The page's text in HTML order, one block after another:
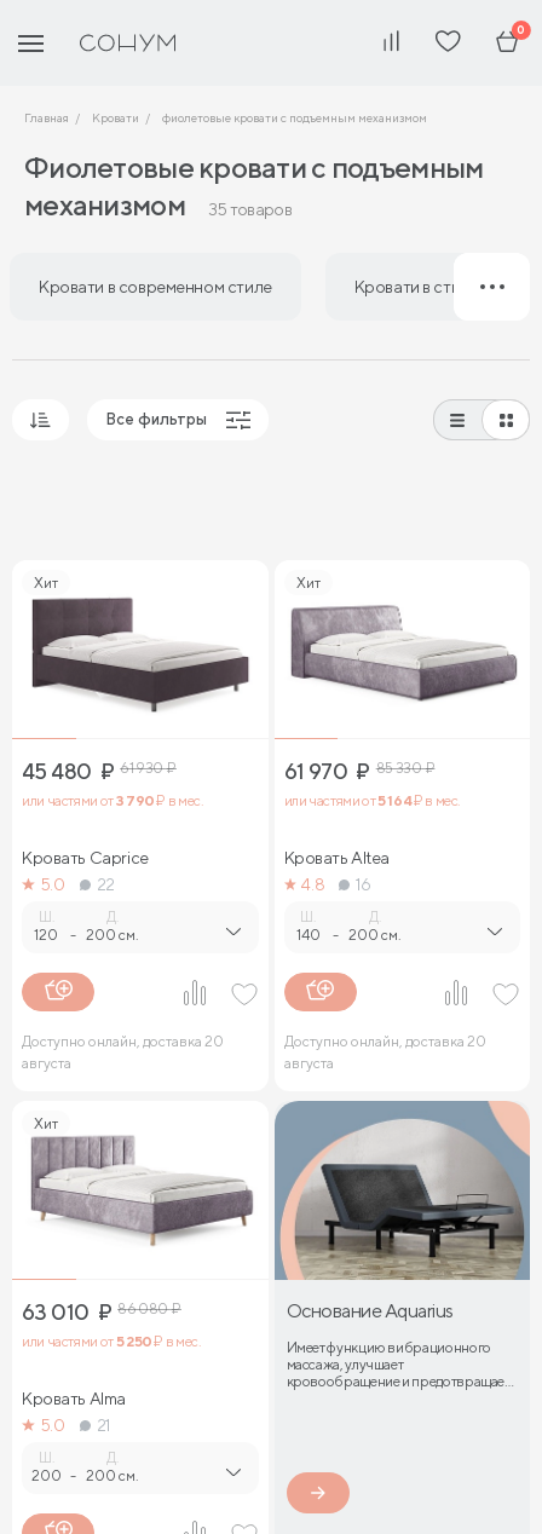
0
Главная Кровати фиолетовые кровати с подъемным механизмом
Фиолетовые кровати с подъемным
механизмом
35 товаров
Кровати в современном стиле Кровати в стиле лофт
Все фильтры
Хит
45 480 ₽ 61 930₽
или частями от3 790₽ в мес.
Кровать Caprice
5.0
22
Ш.
120 -
Д.
200 см.
Доступно онлайн, доставка 20
августа
Хит
61 970 ₽ 85 330₽
или частями от5 164₽ в мес.
Кровать Altea
4.8
16
Ш.
140 -
Д.
200 см.
Доступно онлайн, доставка 20
августа
Хит
63 010 ₽ 86 080₽
или частями от5 250₽ в мес.
Кровать Alma
5.0
21
200 -
Д.
200 см.
Основание Aquarius
Имеет функцию вибрационного
массажа, улучшает
кровообращение и предотвращает